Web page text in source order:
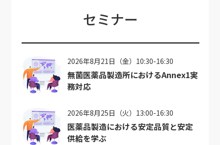
セミナー
2026年8月21日（金）10:30-16:30
無菌医薬品製造所におけるAnnex1実
務対応
2026年8月25日（火）13:00-16:30
医薬品製造における安定品質と安定
供給を学ぶ